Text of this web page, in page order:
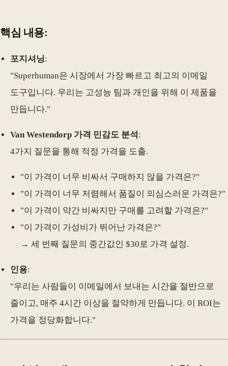
핵심 내용:
포지셔닝:
"Superhuman은 시장에서 가장 빠르고 최고의 이메일
도구입니다. 우리는 고성능 팀과 개인을 위해 이 제품을
만듭니다."
Van Westendorp 가격 민감도 분석 :
4가지 질문을 통해 적정 가격을 도출.
"이 가격이 너무 비싸서 구매하지 않을 가격은?"
"이 가격이 너무 저렴해서 품질이 의심스러운 가격은?"
"이 가격이 약간 비싸지만 구매를 고려할 가격은?"
"이 가격이 가성비가 뛰어난 가격은?"
→ 세 번째 질문의 중간값인 $30로 가격 설정.
인용:
"우리는 사람들이 이메일에서 보내는 시간을 절반으로
줄이고, 매주 4시간 이상을 절약하게 만듭니다. 이 ROI는
가격을 정당화합니다."